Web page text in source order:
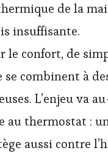
de la
insuffisante.
le confort, de
se combinent à
L’enjeu va
au thermostat :
aussi contre